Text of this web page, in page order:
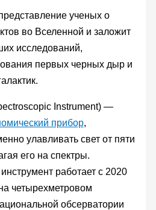
ученых о
во Вселенной и заложит
исследований,
первых черных дыр и
Instrument) —
прибор,
улавливать свет от пяти
его на спектры.
работает с 2020
четырехметровом
обсерватории